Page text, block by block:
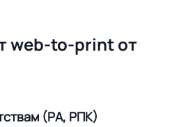
web-to-print от
(РА, РПК)